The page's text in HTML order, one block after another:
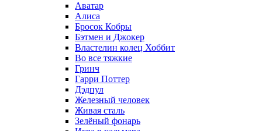
Аватар
Алиса
Бросок Кобры
Бэтмен и Джокер
Властелин колец Хоббит
Во все тяжкие
Гринч
Гарри Поттер
Дэдпул
Железный человек
Живая сталь
Зелёный фонарь